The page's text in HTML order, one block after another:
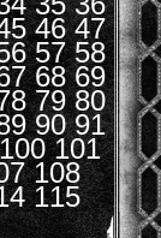
46 47
57 58
68 69
79 80
90 91
100 101
108
115